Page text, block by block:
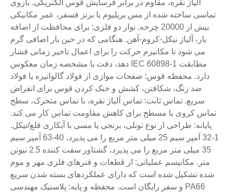
آلیاژ نقره، مقاوم در برابر فرسایش قوس الکتریکی. بازوی
تماسی ساخته شده از مس بریلیوم یا برنز فسفر، عمر مکانیکی
بیش از 20000 چرخه. نوار دو فلزی: برای محافظت از اضافه
بار، آلیاژ نیکل-کروم-آهن. هنگامی که در حین بار اضافی گرم
می شود تا مکانیزم حرکت را برای اعمال تاخیر زمانی فشار
دهد، دقت با مشخصه زمان معکوس IEC 60898-1 مطابقت
دارد. محفظه قوس: صفحات موازی از فولاد گالوانیزه یا فولاد
ضد زنگ، شکافتن، کشش و خنک کردن قوس برای انقراض
سریع. تماس ثابت: تماس آلیاژ نقره، با تماس متحرک، سطح
تماس کروی یا مسطح برای کاهش مقاومت تماس کار می کند.
پایانه: طراحی از نوع تونلی، برنجی یا مسی با آبکاری قلع/نیکل.
1-32 آمپر سیم 25 میلی متر مربع را می پذیرد، 40-63 آمپر سیم
35 میلی متر مربع را می پذیرد، گشتاور سفت کننده 2.5 نیوتن
متر. مکانیسم عملیاتی: از قطعات و فنرهای فلزی مهر و موم
شده تشکیل شده است که دارای عملکردهای بسته شدن سریع
و سفر رایگان است. محفظه و پایه: پلاستیک مهندسی PA66